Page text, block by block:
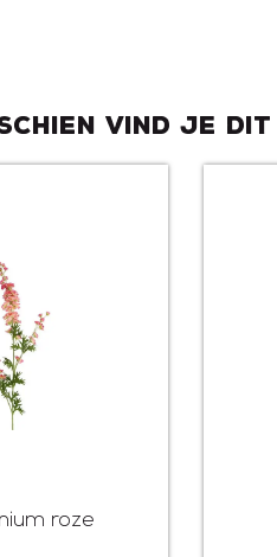
vind je
roze